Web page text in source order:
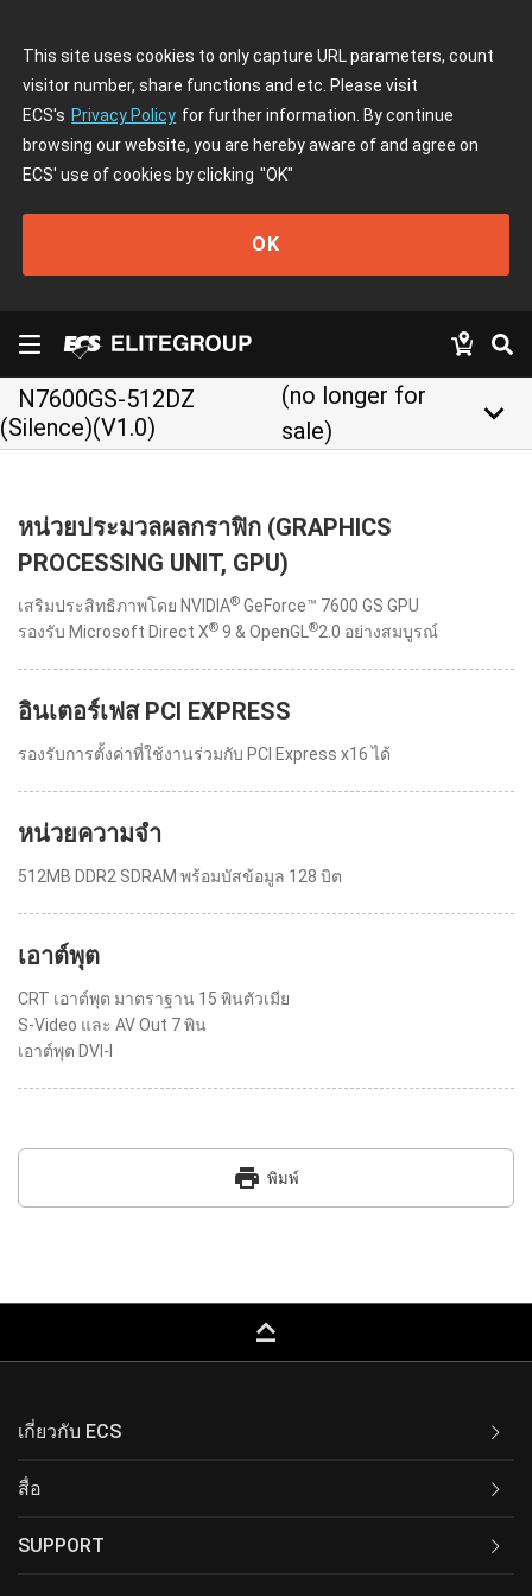
This site uses cookies to only capture URL parameters, count
visitor number, share functions and etc. Please visit
ECS's Privacy Policy for further information. By continue
browsing our website, you are hereby aware of and agree on
ECS' use of cookies by clicking "OK"
OK
N7600GS-512DZ
(Silence)(V1.0)
(no longer for
sale)
keyboard_arrow_down
หน่วยประมวลผลกราฟิก (GRAPHICS
PROCESSING UNIT, GPU)
เสริมประสิทธิภาพโดย NVIDIA® GeForce™ 7600 GS GPU
รองรับ Microsoft Direct X® 9 & OpenGL ®2.0 อย่างสมบูรณ์
อินเตอร์เฟส PCI EXPRESS
รองรับการตั้งค่าที่ใช้งานร่วมกับ PCI Express x16 ได้
หน่วยความจำ
512MB DDR2 SDRAM พร้อมบัสข้อมูล 128 บิต
เอาต์พุต
CRT เอาต์พุต มาตราฐาน 15 พินตัวเมีย
S-Video และ AV Out 7 พิน
เอาต์พุต DVI-I
print พิมพ์
keyboard_capslock
เกี่ยวกับ ECS
สื่อ
SUPPORT